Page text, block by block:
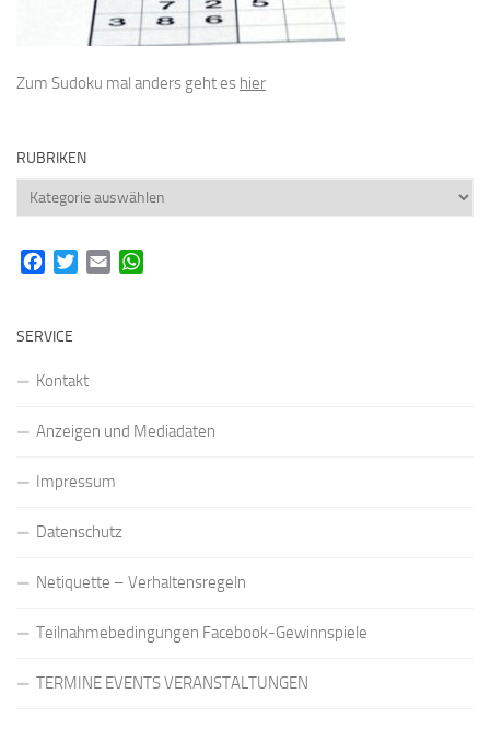
Zum Sudoku mal anders geht es hier
RUBRIKEN
Rubriken
FacebookTwitterEmail
SERVICE
Kontakt
Anzeigen und Mediadaten
Impressum
Datenschutz
Netiquette – Verhaltensregeln
Teilnahmebedingungen Facebook-Gewinnspiele
TERMINE EVENTS VERANSTALTUNGEN